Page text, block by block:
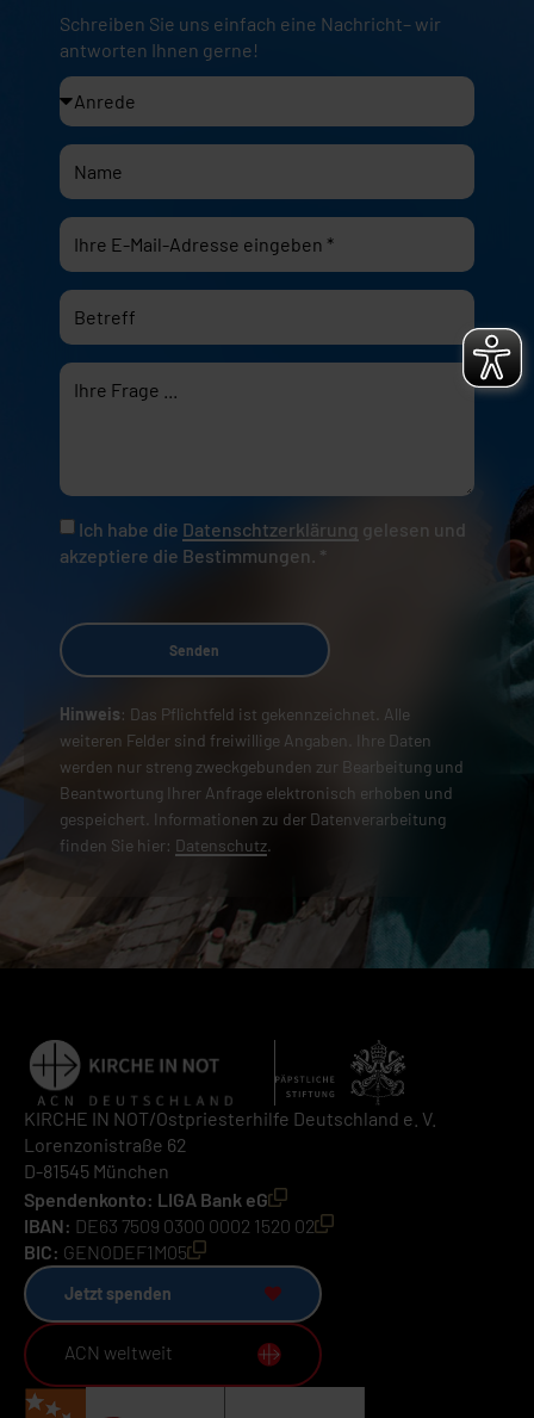
Schreiben Sie uns einfach eine Nachricht– wir
antworten Ihnen gerne!
Ich habe die Datenschtzerklärung gelesen und
akzeptiere die Bestimmungen. *
Senden
Hinweis: Das Pflichtfeld ist gekennzeichnet. Alle
weiteren Felder sind freiwillige Angaben. Ihre Daten
werden nur streng zweckgebunden zur Bearbeitung und
Beantwortung Ihrer Anfrage elektronisch erhoben und
gespeichert. Informationen zu der Datenverarbeitung
finden Sie hier: Datenschutz.
KIRCHE IN NOT/Ostpriesterhilfe Deutschland e. V.
Lorenzonistraße 62
D-81545 München
Spendenkonto: LIGA Bank eG
IBAN: DE63 7509 0300 0002 1520 02
BIC: GENODEF1M05
Jetzt spenden
ACN weltweit